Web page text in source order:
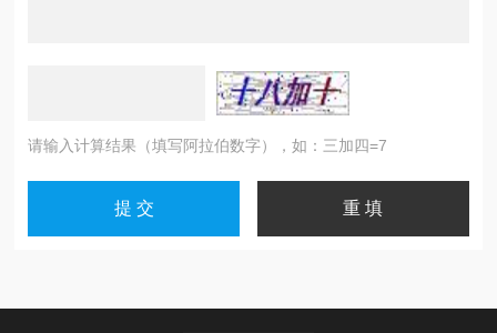
请输入计算结果（填写阿拉伯数字），如：三加四=7